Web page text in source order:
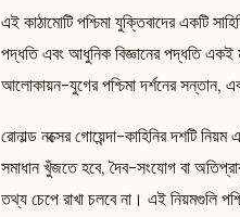
এই কাঠামোটি পশ্চিমা যুক্তিবাদের একটি
পদ্ধতি এবং আধুনিক বিজ্ঞানের পদ্ধতি
আলোকায়ন-যুগের পশ্চিমা দর্শনের সন্তান,
রোনাল্ড নক্সের গোয়েন্দা-কাহিনির দশটি
সমাধান খুঁজতে হবে, দৈব-সংযোগ বা
তথ্য চেপে রাখা চলবে না। এই নিয়মগুলি